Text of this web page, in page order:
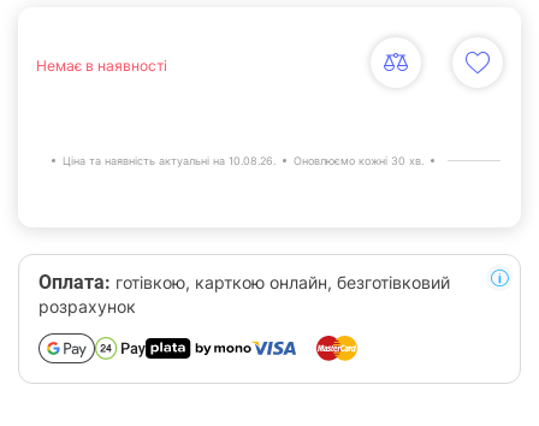
Немає в наявності
Ціна та наявність актуальні на 10.08.26. Оновлюємо кожні 30 хв.
Оплата: готівкою, карткою онлайн, безготівковий
розрахунок